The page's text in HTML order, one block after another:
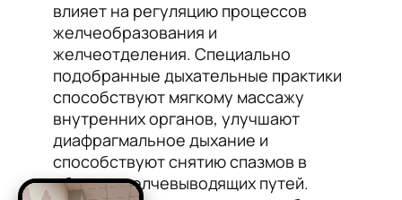
влияет на регуляцию процессов
желчеобразования и
желчеотделения. Специально
подобранные дыхательные практики
способствуют мягкому массажу
внутренних органов, улучшают
диафрагмальное дыхание и
способствуют снятию спазмов в
области желчевыводящих путей.